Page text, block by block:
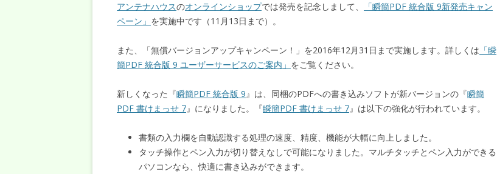
アンテナハウスのオンラインショップでは発売を記念しまして、 「瞬簡PDF 統合版 9新発売キャン
ペーン 」 を実施中です（11月13日まで）。
また、「無償バージョンアップキャンペーン！」を2016年12月31日まで実施します。詳しくは 「瞬
簡PDF 統合版 9 ユーザーサービスのご案内」 をご覧ください。
新しくなった『瞬簡PDF 統合版 9』は、同梱のPDFへの書き込みソフトが新バージョンの『瞬簡
PDF 書けまっせ 7』になりました。『瞬簡PDF 書けまっせ 7』は以下の強化が行われています。
書類の入力欄を自動認識する処理の速度、精度、機能が大幅に向上しました。
タッチ操作とペン入力が切り替えなしで可能になりました。マルチタッチとペン入力ができる
パソコンなら、快適に書き込みができます。